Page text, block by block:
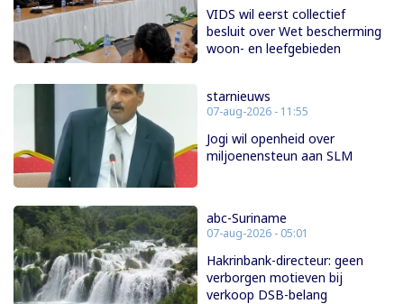
VIDS wil eerst collectief
besluit over Wet bescherming
woon- en leefgebieden
starnieuws
07-aug-2026 - 11:55
Jogi wil openheid over
miljoenensteun aan SLM
abc-Suriname
07-aug-2026 - 05:01
Hakrinbank-directeur: geen
verborgen motieven bij
verkoop DSB-belang